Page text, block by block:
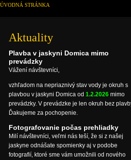
ÚVODNÁ STRÁNKA
Aktuality
Plavba v jaskyni Domica mimo
prevádzky
Vážení návštevníci,
vzhľadom na nepriaznivý stav vody je okruh s
plavbou v jaskyni Domica od 1.2.2026 mimo
prevádzky. V prevádzke je len okruh bez
Ďakujeme za pochopenie.
Fotografovanie počas prehliadky
Milí návštevníci, veľmi nás teší, že si z našej
jaskyne odnášate spomienky aj v podobe
fotografií, ktoré sme vám umožnili od nového